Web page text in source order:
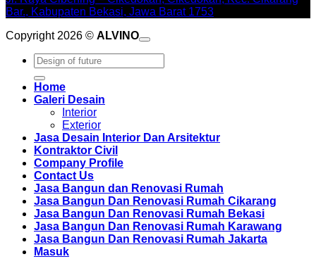
Bar., Kabupaten Bekasi, Jawa Barat 1753
Copyright 2026 © ALVINO
Pencarian
untuk:
Home
Galeri Desain
Interior
Exterior
Jasa Desain Interior Dan Arsitektur
Kontraktor Civil
Company Profile
Contact Us
Jasa Bangun dan Renovasi Rumah
Jasa Bangun Dan Renovasi Rumah Cikarang
Jasa Bangun Dan Renovasi Rumah Bekasi
Jasa Bangun Dan Renovasi Rumah Karawang
Jasa Bangun Dan Renovasi Rumah Jakarta
Masuk